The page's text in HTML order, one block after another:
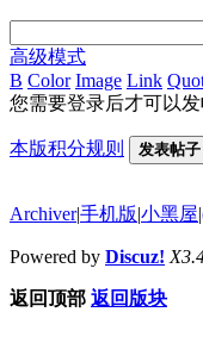
高级模式
B Color Image Link
您需要登录后才可以
本版积分规则 发表帖子
Archiver|手机版|小黑屋|
Powered by Discuz!
返回顶部 返回版块